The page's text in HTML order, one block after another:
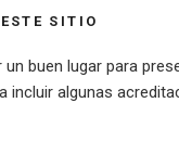
SITIO
un buen lugar para
incluir algunas